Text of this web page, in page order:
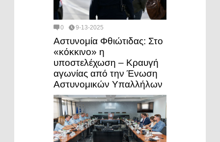
0 9-13-2025
Αστυνομία Φθιώτιδας: Στο
«κόκκινο» η
υποστελέχωση – Κραυγή
αγωνίας από την Ένωση
Αστυνομικών Υπαλλήλων